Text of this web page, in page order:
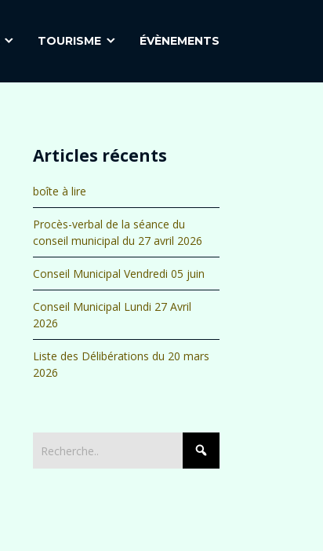
TOURISME ÉVÈNEMENTS
Articles récents
boîte à lire
Procès-verbal de la séance du
conseil municipal du 27 avril 2026
Conseil Municipal Vendredi 05 juin
Conseil Municipal Lundi 27 Avril
2026
Liste des Délibérations du 20 mars
2026